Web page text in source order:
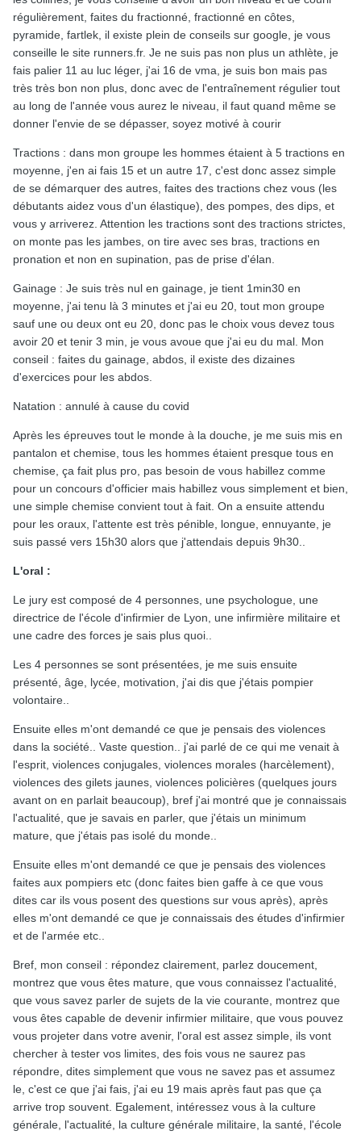
régulièrement, faites du fractionné, fractionné en côtes,
pyramide, fartlek, il existe plein de conseils sur google, je vous
conseille le site runners.fr. Je ne suis pas non plus un athlète, je
fais palier 11 au luc léger, j'ai 16 de vma, je suis bon mais pas
très très bon non plus, donc avec de l'entraînement régulier tout
au long de l'année vous aurez le niveau, il faut quand même se
donner l'envie de se dépasser, soyez motivé à courir
Tractions : dans mon groupe les hommes étaient à 5 tractions en
moyenne, j'en ai fais 15 et un autre 17, c'est donc assez simple
de se démarquer des autres, faites des tractions chez vous (les
débutants aidez vous d'un élastique), des pompes, des dips, et
vous y arriverez. Attention les tractions sont des tractions strictes,
on monte pas les jambes, on tire avec ses bras, tractions en
pronation et non en supination, pas de prise d'élan.
Gainage : Je suis très nul en gainage, je tient 1min30 en
moyenne, j'ai tenu là 3 minutes et j'ai eu 20, tout mon groupe
sauf une ou deux ont eu 20, donc pas le choix vous devez tous
avoir 20 et tenir 3 min, je vous avoue que j'ai eu du mal. Mon
conseil : faites du gainage, abdos, il existe des dizaines
d'exercices pour les abdos.
Natation : annulé à cause du covid
Après les épreuves tout le monde à la douche, je me suis mis en
pantalon et chemise, tous les hommes étaient presque tous en
chemise, ça fait plus pro, pas besoin de vous habillez comme
pour un concours d'officier mais habillez vous simplement et bien,
une simple chemise convient tout à fait. On a ensuite attendu
pour les oraux, l'attente est très pénible, longue, ennuyante, je
suis passé vers 15h30 alors que j'attendais depuis 9h30..
L'oral :
Le jury est composé de 4 personnes, une psychologue, une
directrice de l'école d'infirmier de Lyon, une infirmière militaire et
une cadre des forces je sais plus quoi..
Les 4 personnes se sont présentées, je me suis ensuite
présenté, âge, lycée, motivation, j'ai dis que j'étais pompier
volontaire..
Ensuite elles m'ont demandé ce que je pensais des violences
dans la société.. Vaste question.. j'ai parlé de ce qui me venait à
l'esprit, violences conjugales, violences morales (harcèlement),
violences des gilets jaunes, violences policières (quelques jours
avant on en parlait beaucoup), bref j'ai montré que je connaissais
l'actualité, que je savais en parler, que j'étais un minimum
mature, que j'étais pas isolé du monde..
Ensuite elles m'ont demandé ce que je pensais des violences
faites aux pompiers etc (donc faites bien gaffe à ce que vous
dites car ils vous posent des questions sur vous après), après
elles m'ont demandé ce que je connaissais des études d'infirmier
et de l'armée etc..
Bref, mon conseil : répondez clairement, parlez doucement,
montrez que vous êtes mature, que vous connaissez l'actualité,
que vous savez parler de sujets de la vie courante, montrez que
vous êtes capable de devenir infirmier militaire, que vous pouvez
vous projeter dans votre avenir, l'oral est assez simple, ils vont
chercher à tester vos limites, des fois vous ne saurez pas
répondre, dites simplement que vous ne savez pas et assumez
le, c'est ce que j'ai fais, j'ai eu 19 mais après faut pas que ça
arrive trop souvent. Egalement, intéressez vous à la culture
générale, l'actualité, la culture générale militaire, la santé, l'école